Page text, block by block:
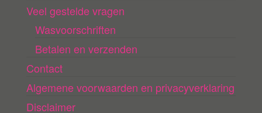
Veel gestelde vragen
Wasvoorschriften
Betalen en verzenden
Contact
Algemene voorwaarden en privacyverklaring
Disclaimer